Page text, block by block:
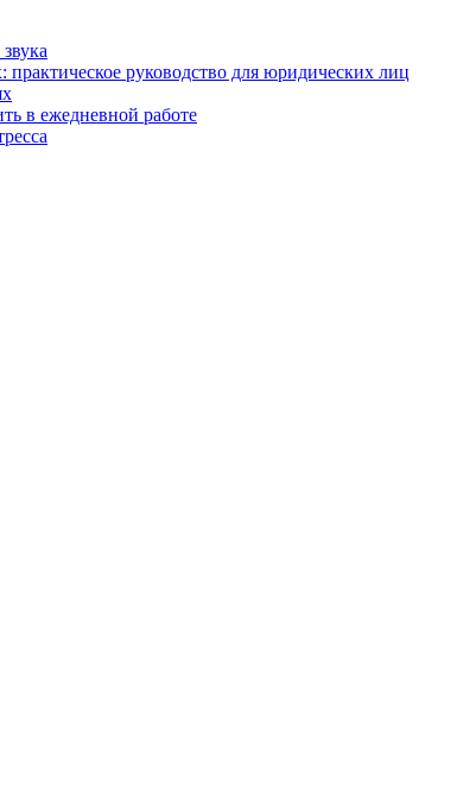
руководство для юридических лиц
в ежедневной работе